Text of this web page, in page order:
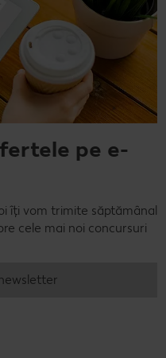
pe e-
îți vom trimite săptămânal
cele mai noi concursuri